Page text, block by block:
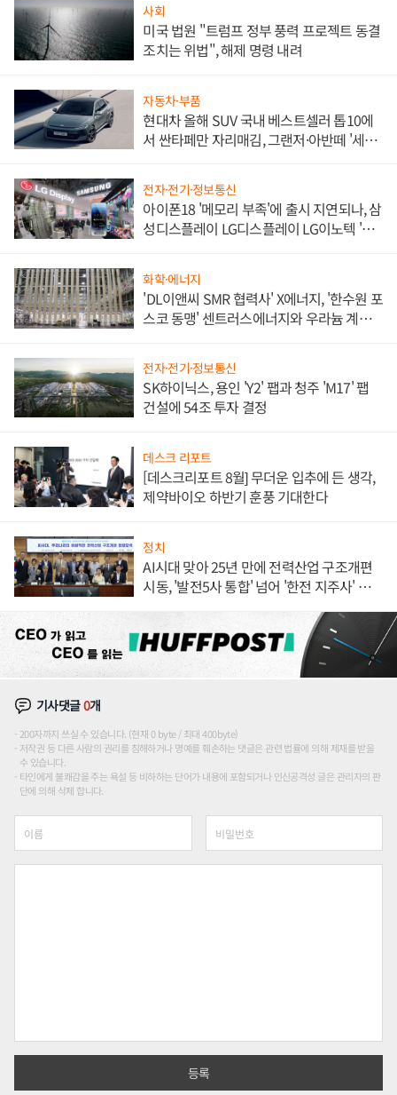
사회
미국 법원 "트럼프 정부 풍력 프로젝트 동결
조치는 위법", 해제 명령 내려
자동차·부품
현대차 올해 SUV 국내 베스트셀러 톱10에
서 싼타페만 자리매김, 그랜저·아반떼 '세단
전자·전기·정보통신
아이폰18 '메모리 부족'에 출시 지연되나, 삼
성디스플레이 LG디스플레이 LG이노텍 '탈
화학·에너지
'DL이앤씨 SMR 협력사' X에너지, '한수원 포
스코 동맹' 센트러스에너지와 우라늄 계약
전자·전기·정보통신
SK하이닉스, 용인 'Y2' 팹과 청주 'M17' 팹
건설에 54조 투자 결정
데스크 리포트
[데스크리포트 8월] 무더운 입추에 든 생각,
제약바이오 하반기 훈풍 기대한다
정치
AI시대 맞아 25년 만에 전력산업 구조개편
시동, '발전5사 통합' 넘어 '한전 지주사' 재편
기사댓글0개
200자까지 쓰실 수 있습니다. (현재 0 byte / 최대 400byte)
저작권 등 다른 사람의 권리를 침해하거나 명예를 훼손하는 댓글은 관련 법률에 의해 제재를 받을
수 있습니다.
타인에게 불쾌감을 주는 욕설 등 비하하는 단어가 내용에 포함되거나 인신공격성 글은 관리자의 판
단에 의해 삭제 합니다.